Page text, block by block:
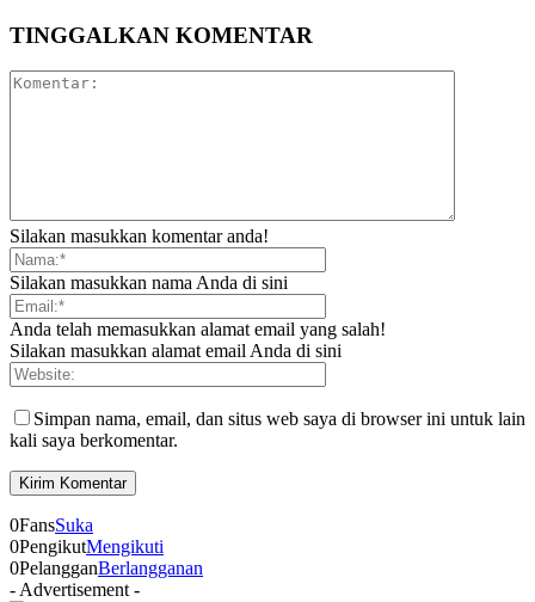
TINGGALKAN KOMENTAR
Silakan masukkan komentar anda!
Silakan masukkan nama Anda di sini
Anda telah memasukkan alamat email yang salah!
Silakan masukkan alamat email Anda di sini
Simpan nama, email, dan situs web saya di browser ini untuk lain
kali saya berkomentar.
0FansSuka
0PengikutMengikuti
0PelangganBerlangganan
- Advertisement -